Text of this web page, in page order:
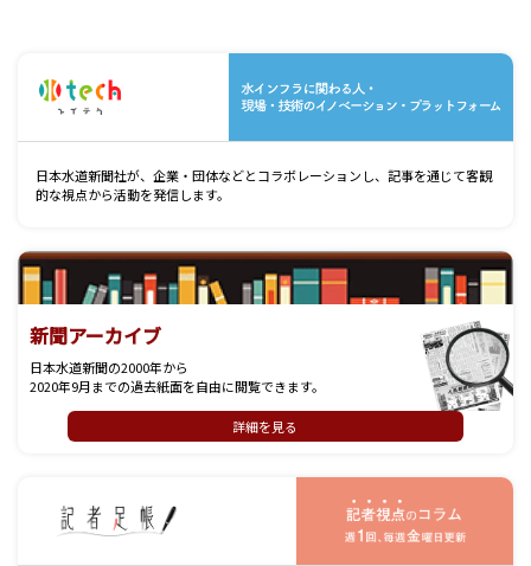
日本水道新聞社が、企業・団体などとコラボレーションし、記事を通じて客観
的な視点から活動を発信します。
新聞アーカイブ
日本水道新聞の2000年から
2020年9月までの過去紙面を自由に閲覧できます。
詳細を見る